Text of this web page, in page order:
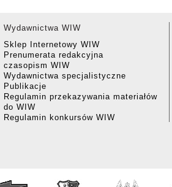
Wydawnictwa WIW
Sklep Internetowy WIW
Prenumerata redakcyjna
czasopism WIW
Wydawnictwa specjalistyczne
Publikacje
Regulamin przekazywania materiałów
do WIW
Regulamin konkursów WIW